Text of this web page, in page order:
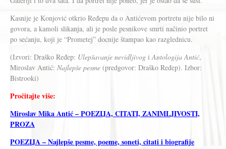
Kasnije je Konjović otkrio Ređepu da o Antićevom portretu nije bilo ni
govora, a kamoli slikanja, ali je posle pesnikove smrti načinio portret
po sećanju, koji je “Prometej” docnije štampao kao razglednicu.
(Izvori: Draško Ređep: Ulepšavanje nevidljivog iAntologija Antić,
Miroslav Antić: Najlepše pesme (predgovor: Draško Ređep). Izbor:
Bistrooki)
Pročitajte više:
Miroslav Mika Antić – POEZIJA, CITATI, ZANIMLJIVOSTI,
PROZA
POEZIJA – Najlepše pesme, poeme, soneti, citati i biografije